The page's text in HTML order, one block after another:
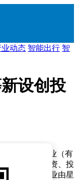
业动态 智能出行 智
设创投
投资合伙企业（有
从事股权投资、投
显示，该企业由星